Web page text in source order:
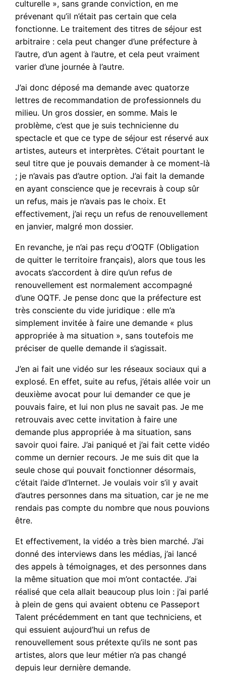
culturelle », sans grande conviction, en me
prévenant qu’il n’était pas certain que cela
fonctionne. Le traitement des titres de séjour est
arbitraire : cela peut changer d’une préfecture à
l’autre, d’un agent à l’autre, et cela peut vraiment
varier d’une journée à l’autre.
J’ai donc déposé ma demande avec quatorze
lettres de recommandation de professionnels du
milieu. Un gros dossier, en somme. Mais le
problème, c’est que je suis technicienne du
spectacle et que ce type de séjour est réservé aux
artistes, auteurs et interprètes. C’était pourtant le
seul titre que je pouvais demander à ce moment-là
; je n’avais pas d’autre option. J’ai fait la demande
en ayant conscience que je recevrais à coup sûr
un refus, mais je n’avais pas le choix. Et
effectivement, j’ai reçu un refus de renouvellement
en janvier, malgré mon dossier.
En revanche, je n’ai pas reçu d’OQTF (Obligation
de quitter le territoire français), alors que tous les
avocats s’accordent à dire qu’un refus de
renouvellement est normalement accompagné
d’une OQTF. Je pense donc que la préfecture est
très consciente du vide juridique : elle m’a
simplement invitée à faire une demande « plus
appropriée à ma situation », sans toutefois me
préciser de quelle demande il s’agissait.
J’en ai fait une vidéo sur les réseaux sociaux qui a
explosé. En effet, suite au refus, j’étais allée voir un
deuxième avocat pour lui demander ce que je
pouvais faire, et lui non plus ne savait pas. Je me
retrouvais avec cette invitation à faire une
demande plus appropriée à ma situation, sans
savoir quoi faire. J’ai paniqué et j’ai fait cette vidéo
comme un dernier recours. Je me suis dit que la
seule chose qui pouvait fonctionner désormais,
c’était l’aide d’Internet. Je voulais voir s’il y avait
d’autres personnes dans ma situation, car je ne me
rendais pas compte du nombre que nous pouvions
être.
Et effectivement, la vidéo a très bien marché. J’ai
donné des interviews dans les médias, j’ai lancé
des appels à témoignages, et des personnes dans
la même situation que moi m’ont contactée. J’ai
réalisé que cela allait beaucoup plus loin : j’ai parlé
à plein de gens qui avaient obtenu ce Passeport
Talent précédemment en tant que techniciens, et
qui essuient aujourd’hui un refus de
renouvellement sous prétexte qu’ils ne sont pas
artistes, alors que leur métier n’a pas changé
depuis leur dernière demande.